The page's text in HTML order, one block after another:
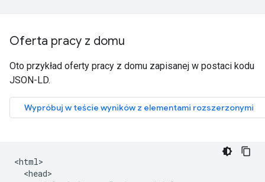
Oferta pracy z domu
Oto przykład oferty pracy z domu zapisanej w postaci kodu
JSON-LD.
<html>
  <head>